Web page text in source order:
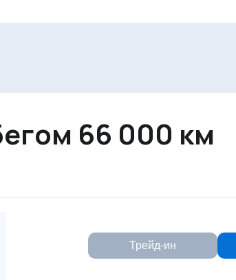
66 000 км
Трейд-ин